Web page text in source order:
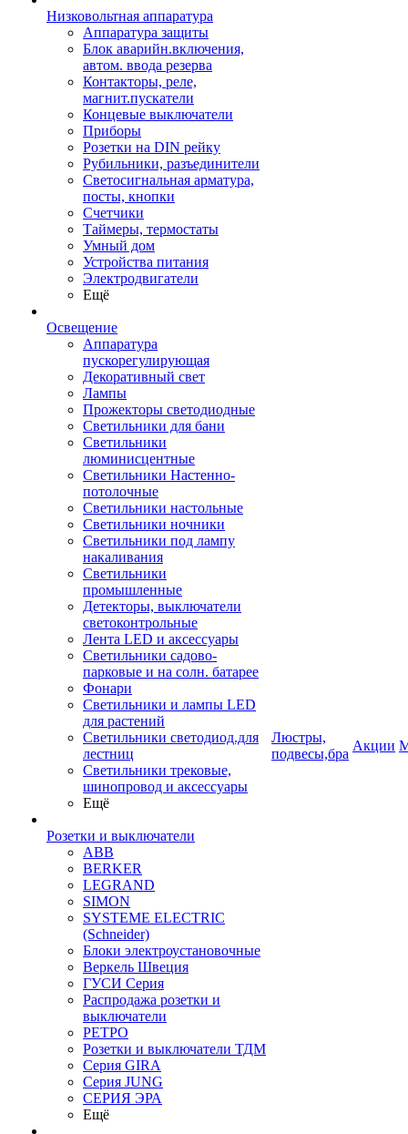
Низковольтная аппаратура
Аппаратура защиты
Блок аварийн.включения,
автом. ввода резерва
Контакторы, реле,
магнит.пускатели
Концевые выключатели
Приборы
Розетки на DIN рейку
Рубильники, разъединители
Светосигнальная арматура,
посты, кнопки
Счетчики
Таймеры, термостаты
Умный дом
Устройства питания
Электродвигатели
Ещё
Освещение
Аппаратура
пускорегулирующая
Декоративный свет
Лампы
Прожекторы светодиодные
Светильники для бани
Светильники
люминисцентные
Светильники Настенно-
потолочные
Светильники настольные
Светильники ночники
Светильники под лампу
накаливания
Светильники
промышленные
Детекторы, выключатели
светоконтрольные
Лента LED и аксессуары
Светильники садово-
парковые и на солн. батарее
Фонари
Светильники и лампы LED
для растений
Светильники светодиод.для
лестниц
Светильники трековые,
шинопровод и аксессуары
Ещё
Розетки и выключатели
ABB
BERKER
LEGRAND
SIMON
SYSTEME ELECTRIC
(Schneider)
Блоки электроустановочные
Веркель Швеция
ГУСИ Серия
Распродажа розетки и
выключатели
РЕТРО
Розетки и выключатели ТДМ
Серия GIRA
Серия JUNG
СЕРИЯ ЭРА
Ещё
Люстры,
подвесы,бра
Акции